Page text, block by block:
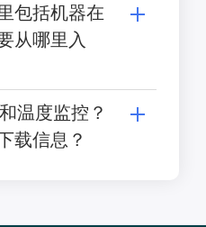
包括机器在
从哪里入
温度监控？
载信息？